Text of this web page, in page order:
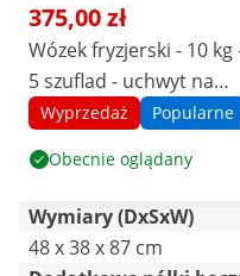
375,00 zł
Wózek fryzjerski - 10 kg
5 szuflad - uchwyt na
suszarkę - półka 485 x
Wyprzedaż Popularne
Obecnie oglądany
Wymiary (DxSxW)
48 x 38 x 87 cm